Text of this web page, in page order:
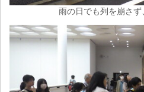
雨の日でも列を崩さず